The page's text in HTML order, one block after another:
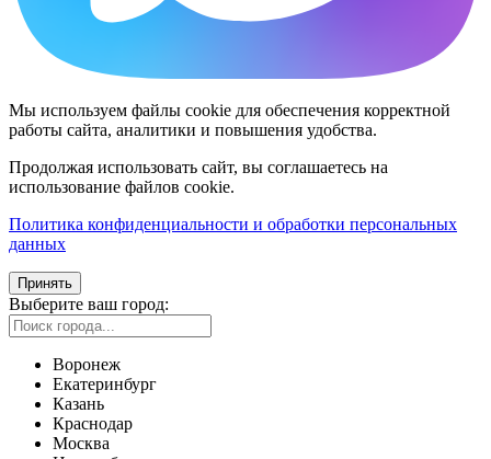
Мы используем файлы cookie для обеспечения корректной
работы сайта, аналитики и повышения удобства.
Продолжая использовать сайт, вы соглашаетесь на
использование файлов cookie.
Политика конфиденциальности и обработки персональных
данных
Принять
Выберите ваш город:
Воронеж
Екатеринбург
Казань
Краснодар
Москва